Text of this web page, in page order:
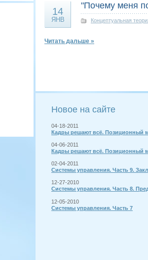
14
ЯНВ
"Почему меня
Концептуальная
Читать дальше »
Новое на сайте
04-18-2011
Кадры решают всё. Позиционный
04-06-2011
Кадры решают всё. Позиционный
02-04-2011
Системы управления. Часть 9.
12-27-2010
Системы управления. Часть 8.
12-05-2010
Системы управления. Часть 7